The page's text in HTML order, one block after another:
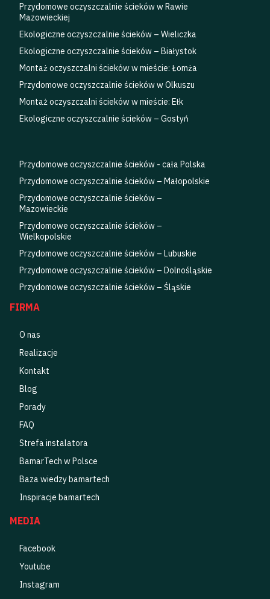
Przydomowe oczyszczalnie ścieków w Rawie
Mazowieckiej
Ekologiczne oczyszczalnie ścieków – Wieliczka
Ekologiczne oczyszczalnie ścieków – Białystok
Montaż oczyszczalni ścieków w mieście: Łomża
Przydomowe oczyszczalnie ścieków w Olkuszu
Montaż oczyszczalni ścieków w mieście: Ełk
Ekologiczne oczyszczalnie ścieków – Gostyń
Przydomowe oczyszczalnie ścieków - cała Polska
Przydomowe oczyszczalnie ścieków – Małopolskie
Przydomowe oczyszczalnie ścieków –
Mazowieckie
Przydomowe oczyszczalnie ścieków –
Wielkopolskie
Przydomowe oczyszczalnie ścieków – Lubuskie
Przydomowe oczyszczalnie ścieków – Dolnośląskie
Przydomowe oczyszczalnie ścieków – Śląskie
FIRMA
O nas
Realizacje
Kontakt
Blog
Porady
FAQ
Strefa instalatora
BamarTech w Polsce
Baza wiedzy bamartech
Inspiracje bamartech
MEDIA
Facebook
Youtube
Instagram